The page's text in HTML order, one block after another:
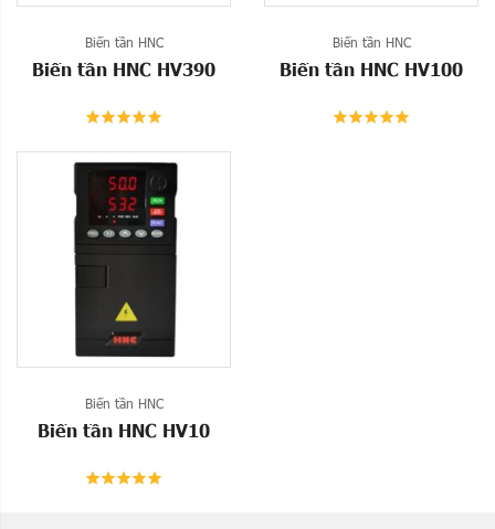
Biến tần HNC
Biến tần HNC HV390
Biến tần HNC
Biến tần HNC HV100
Biến tần HNC
Biến tần HNC HV10